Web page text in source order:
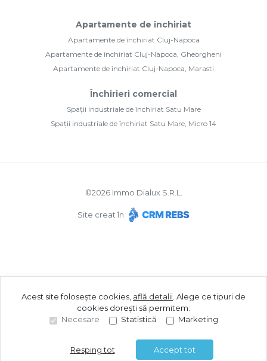
Apartamente de închiriat
Apartamente de închiriat Cluj-Napoca
Apartamente de închiriat Cluj-Napoca, Gheorgheni
Apartamente de închiriat Cluj-Napoca, Marasti
Închirieri comercial
Spații industriale de închiriat Satu Mare
Spații industriale de închiriat Satu Mare, Micro 14
©2026Immo Dialux S.R.L.
Site creat în
Acest site folosește cookies, află detalii Alege ce tipuri de
cookies dorești să permitem:
Necesare
Statistică Marketing
Resping tot Accept tot